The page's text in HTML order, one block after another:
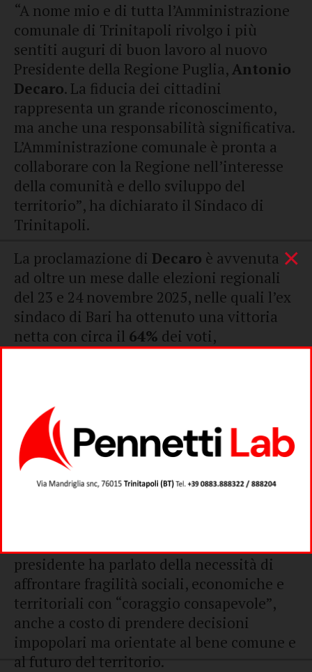
“A nome mio e di tutta l’Amministrazione
comunale di Trinitapoli rivolgo i più
sentiti auguri di buon lavoro al nuovo
Presidente della Regione Puglia,Antonio
Decaro. La fiducia dei cittadini
rappresenta un grande riconoscimento,
ma anche una responsabilità significativa.
L’Amministrazione comunale è pronta a
collaborare con la Regione nell’interesse
della comunità e dello sviluppo del
territorio”, ha dichiarato il Sindaco di
Trinitapoli.
La proclamazione di Decaro è avvenuta
ad oltre un mese dalle elezioni regionali
del 23 e 24 novembre 2025, nelle quali l’ex
sindaco di Bari ha ottenuto una vittoria
netta con circa il 64% dei voti,
consolidando la leadership del
regionale.
Nel suo discorso di insediamento,Decaro
ha ribadito l’impegno a
comunità pugliese con responsabilità,
presidente ha parlato della necessità di
affrontare fragilità sociali, economiche e
territoriali con “coraggio consapevole”,
anche a costo di prendere decisioni
impopolari ma orientate al bene comune e
al futuro del territorio.
×